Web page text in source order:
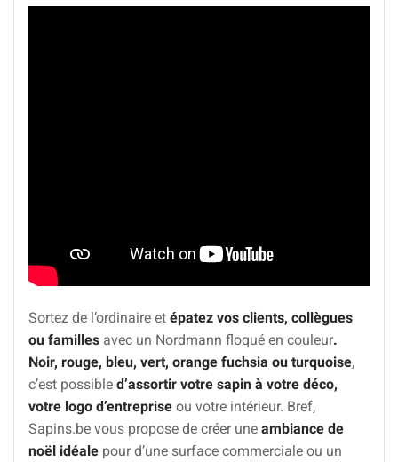
Sortez de l’ordinaire et épatez vos clients, collègues
ou familles avec un Nordmann floqué en couleur.
Noir, rouge, bleu, vert, orange fuchsia ou turquoise,
c’est possible d’assortir votre sapin à votre déco,
votre logo d’entreprise ou votre intérieur. Bref,
Sapins.be vous propose de créer une ambiance de
noël idéale pour d’une surface commerciale ou un